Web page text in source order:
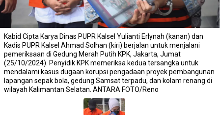
Kabid Cipta Karya Dinas PUPR Kalsel Yulianti Erlynah (kanan) dan
Kadis PUPR Kalsel Ahmad Solhan (kiri) berjalan untuk menjalani
pemeriksaan di Gedung Merah Putih KPK, Jakarta, Jumat
(25/10/2024). Penyidik KPK memeriksa kedua tersangka untuk
mendalami kasus dugaan korupsi pengadaan proyek pembangunan
lapangan sepak bola, gedung Samsat terpadu, dan kolam renang di
wilayah Kalimantan Selatan. ANTARA FOTO/Reno